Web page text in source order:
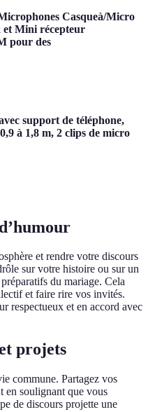
Casqueà/Micro
et Mini récepteur
pour des
support de téléphone,
à 1,8 m, 2 clips de micro
et rendre votre discours
sur votre histoire ou sur un
du mariage. Cela
et faire rire vos invités.
respectueux et en accord avec
projets
commune. Partagez vos
en soulignant que vous
de discours projette une